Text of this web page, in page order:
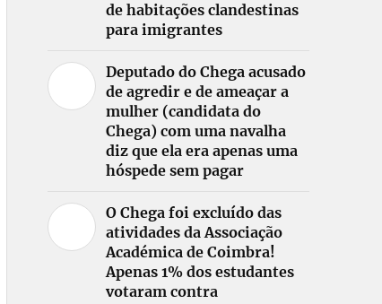
de habitações clandestinas
para imigrantes
Deputado do Chega acusado
de agredir e de ameaçar a
mulher (candidata do
Chega) com uma navalha
diz que ela era apenas uma
hóspede sem pagar
O Chega foi excluído das
atividades da Associação
Académica de Coimbra!
Apenas 1% dos estudantes
votaram contra